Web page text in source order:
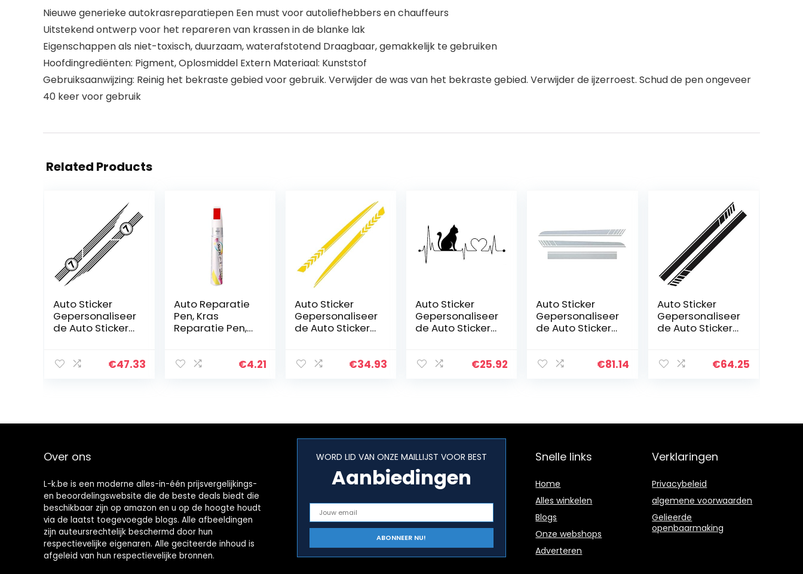
Nieuwe generieke autokrasreparatiepen Een must voor autoliefhebbers en chauffeurs
Uitstekend ontwerp voor het repareren van krassen in de blanke lak
Eigenschappen als niet-toxisch, duurzaam, waterafstotend Draagbaar, gemakkelijk te gebruiken
Hoofdingrediënten: Pigment, Oplosmiddel Extern Materiaal: Kunststof
Gebruiksaanwijzing: Reinig het bekraste gebied voor gebruik. Verwijder de was van het bekraste gebied. Verwijder de ijzerroest. Schud de pen ongeveer
40 keer voor gebruik
Related Products
Auto Sticker
Gepersonaliseer
de Auto Stickers
Styling Stick€47.33
Auto Reparatie
Pen, Kras
Reparatie Pen,
Touch Up Pen€4.21
Auto Sticker
Gepersonaliseer
de Auto Stickers
Auto Styling€34.93
Auto Sticker
Gepersonaliseer
de Auto Stickers
Styling Stick€25.92
Auto Sticker
Gepersonaliseer
de Auto Stickers
Auto Styling
€81.14
Auto Sticker
Gepersonaliseer
de Auto Stickers
Styling Stick€64.25
Over ons
L-k.be is een moderne alles-in-één prijsvergelijkings-
en beoordelingswebsite die de beste deals biedt die
beschikbaar zijn op amazon en u op de hoogte houdt
via de laatst toegevoegde blogs. Alle afbeeldingen
zijn auteursrechtelijk beschermd door hun
respectievelijke eigenaren. Alle geciteerde inhoud is
afgeleid van hun respectievelijke bronnen.
WORD LID VAN ONZE MAILLIJST VOOR BEST
Aanbiedingen
Snelle links
Home
Alles winkelen
Blogs
Onze webshops
Adverteren
Verklaringen
Privacybeleid
algemene voorwaarden
Gelieerde
openbaarmaking